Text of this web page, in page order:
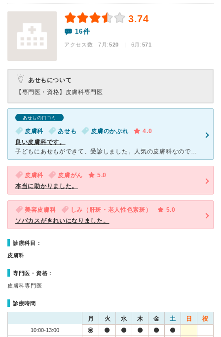
3.74
16件
アクセス数 7月:520 | 6月:571
あせもについて
【専門医・資格】 皮膚科専門医
あせもの口コミ
皮膚科 あせも 皮膚のかぶれ
4.0
良い皮膚科です。
子どもにあせもができて、受診しました。人気の皮膚科なので受付時間前から並んで待っている人がいます。待ち時間が長い場合は受付したら、外出することもできます。先生の診察を希望する以外に、以前もらった薬を追
皮膚科 皮膚がん
5.0
本当に助かりました。
美容皮膚科 しみ（肝斑・老人性色素斑）
5.0
ソバカスがきれいになりました。
診療科目：
皮膚科
専門医・資格：
皮膚科専門医
診療時間
月 火 水 木 金 土 日 祝
10:00-13:00